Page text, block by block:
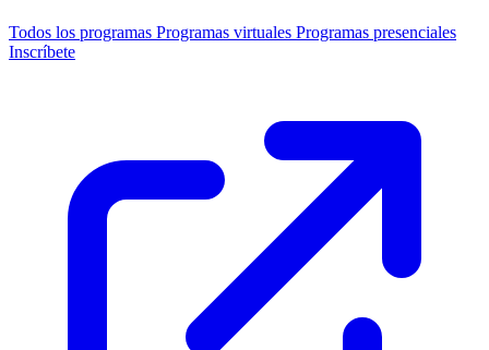
Todos los programas Programas virtuales Programas presenciales
Inscríbete